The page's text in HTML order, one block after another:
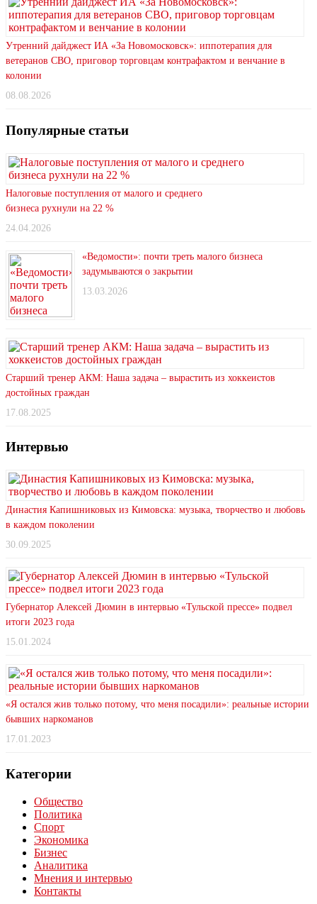
Утренний дайджест ИА «За Новомосковск»: иппотерапия для
ветеранов СВО, приговор торговцам контрафактом и венчание в
колонии
08.08.2026
Популярные статьи
Налоговые поступления от малого и среднего
бизнеса рухнули на 22 %
24.04.2026
«Ведомости»: почти треть малого бизнеса
задумываются о закрытии
13.03.2026
Старший тренер АКМ: Наша задача – вырастить из хоккеистов
достойных граждан
17.08.2025
Интервью
Династия Капишниковых из Кимовска: музыка, творчество и любовь
в каждом поколении
30.09.2025
Губернатор Алексей Дюмин в интервью «Тульской прессе» подвел
итоги 2023 года
15.01.2024
«Я остался жив только потому, что меня посадили»: реальные истории
бывших наркоманов
17.01.2023
Категории
Общество
Политика
Спорт
Экономика
Бизнес
Аналитика
Мнения и интервью
Контакты